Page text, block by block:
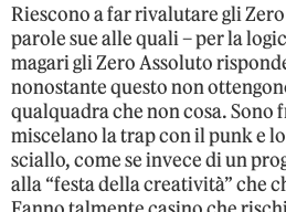
Riescono a far rivalutare gli
parole sue alle quali – per la
magari gli Zero Assoluto
nonostante questo non
qualquadra che non cosa. Sono
miscelano la trap con il punk e
sciallo, come se invece di un
alla “festa della creatività” che